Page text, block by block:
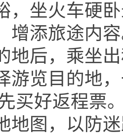
，坐火车硬
增添旅途内
地后，乘坐
游览目的地
买好返程票
地图，以防